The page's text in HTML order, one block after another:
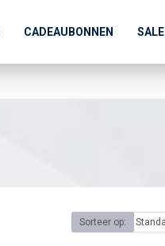
CADEAUBONNEN SALE
Sorteer op: